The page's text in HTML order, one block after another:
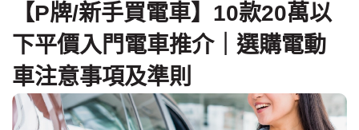
【P牌/新手買電車】10款20萬以
下平價入門電車推介｜選購電動
車注意事項及準則